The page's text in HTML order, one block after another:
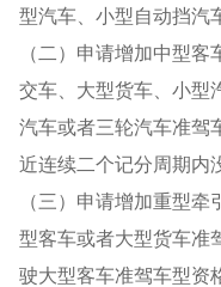
型汽车、小型自动挡汽
（二）申请增加中型
交车、大型货车、小型
汽车或者三轮汽车准驾
近连续二个记分周期内
（三）申请增加重型
型客车或者大型货车准
驶大型客车准驾车型资